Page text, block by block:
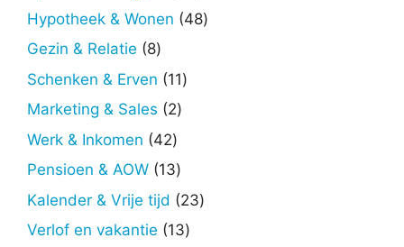
producten
Hypotheek & Wonen 4848
Gezin & Relatie 88
producten
Schenken & Erven 1111
Marketing & Sales 22
Werk & Inkomen 4242
producten
Pensioen & AOW 1313
producten
Kalender & Vrije tijd 2323
Verlof en vakantie 1313